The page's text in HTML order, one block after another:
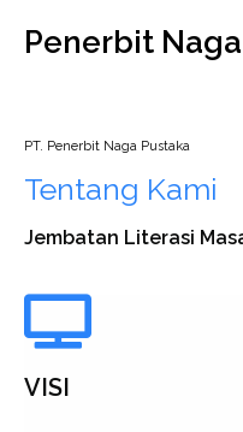
Penerbit
PT. Penerbit Naga Pustaka
Tentang Kami
Jembatan Literasi
VISI